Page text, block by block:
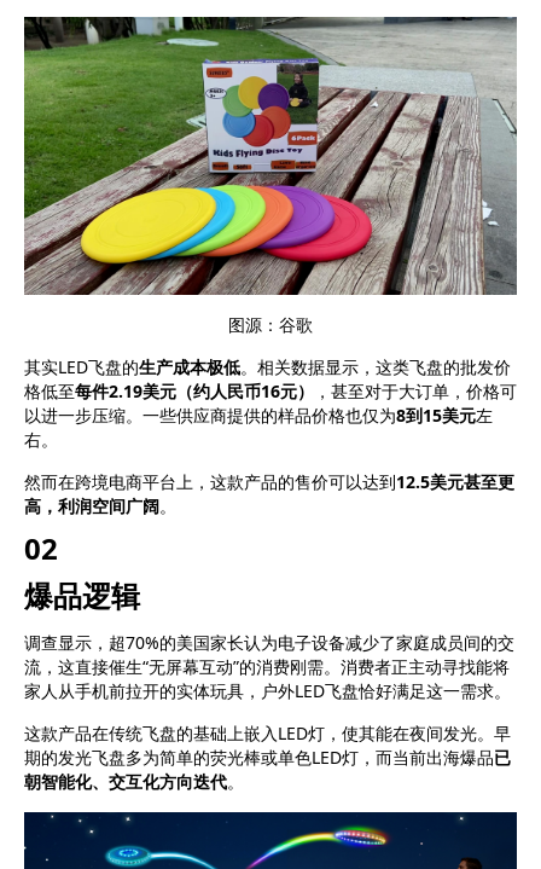
图源：谷歌
其实LED飞盘的生产成本极低。相关数据显示，这类飞盘的批发价
格低至每件2.19美元（约人民币16元）
，甚至对于大订单，价格可
以进一步压缩。一些供应商提供的样品价格也仅为8到15美元左
右。
然而在跨境电商平台上，这款产品的售价可以达到12.5美元甚至更
高，利润空间广阔。
02
爆品逻辑
调查显示，超70%的美国家长认为电子设备减少了家庭成员间的交
流，这直接催生“无屏幕互动”的消费刚需。消费者正主动寻找能将
家人从手机前拉开的实体玩具，户外LED飞盘恰好满足这一需求。
这款产品在传统飞盘的基础上嵌入LED灯，使其能在夜间发光。早
期的发光飞盘多为简单的荧光棒或单色LED灯，而当前出海爆品已
朝智能化、交互化方向迭代。